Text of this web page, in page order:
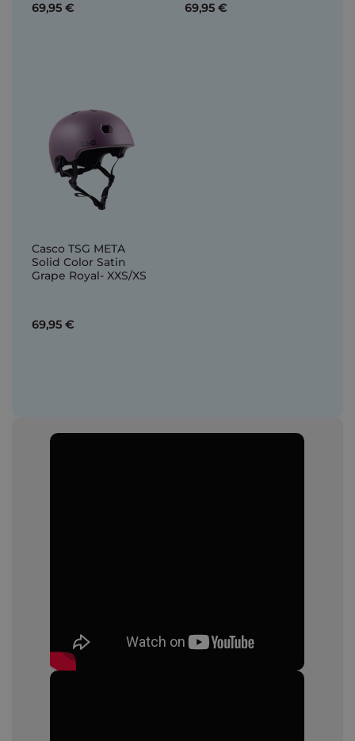
69,95 € 69,95 €
Casco TSG META
Solid Color Satin
Grape Royal- XXS/XS
69,95 €